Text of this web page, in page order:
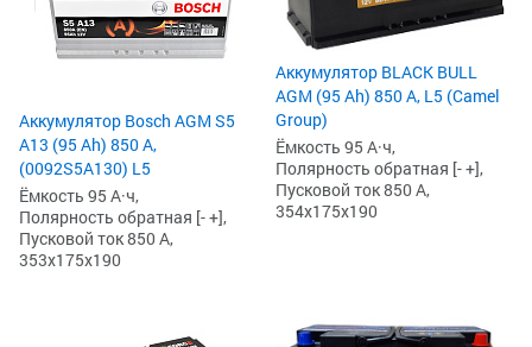
Аккумулятор Bosch AGM S5
А13 (95 Ah) 850 А,
(0092S5A130) L5
Ёмкость 95 А·ч,
Полярность обратная [- +],
Пусковой ток 850 А,
353x175x190
Аккумулятор BLACK BULL
AGM (95 Ah) 850 А, L5 (Camel
Group)
Ёмкость 95 А·ч,
Полярность обратная [- +],
Пусковой ток 850 А,
354x175x190